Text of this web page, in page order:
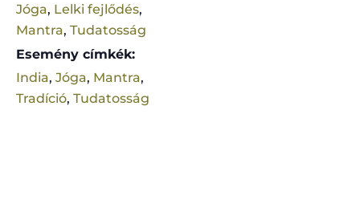
Jóga, Lelki fejlődés,
Mantra, Tudatosság
Esemény címkék:
India, Jóga, Mantra,
Tradíció, Tudatosság